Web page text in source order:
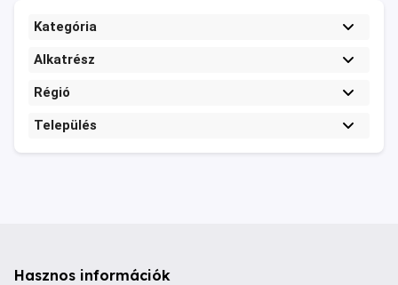
Kategória
Alkatrész
Régió
Település
Hasznos információk